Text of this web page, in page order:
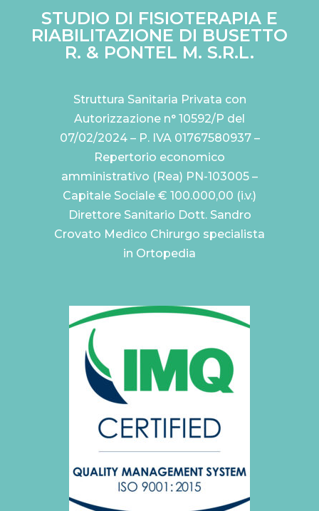
STUDIO DI FISIOTERAPIA E
RIABILITAZIONE DI BUSETTO
R. & PONTEL M. S.R.L.
Struttura Sanitaria Privata con
Autorizzazione n° 10592/P del
07/02/2024 – P. IVA 01767580937 –
Repertorio economico
amministrativo (Rea) PN-103005 –
Capitale Sociale € 100.000,00 (i.v.)
Direttore Sanitario Dott. Sandro
Crovato Medico Chirurgo specialista
in Ortopedia